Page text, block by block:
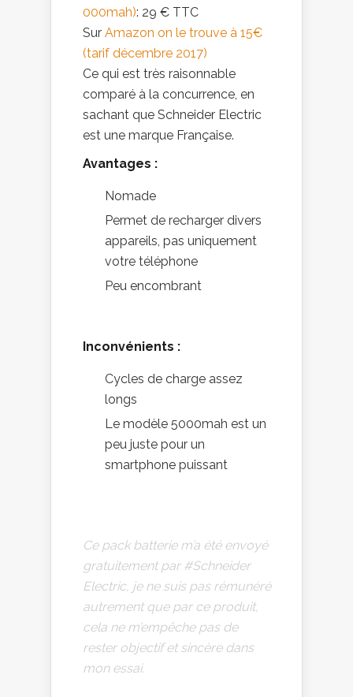
000mah): 29 € TTC
Sur Amazon on le trouve à 15€
(tarif décembre 2017)
Ce qui est très raisonnable
comparé à la concurrence, en
sachant que Schneider Electric
est une marque Française.
Avantages :
Nomade
Permet de recharger divers
appareils, pas uniquement
votre téléphone
Peu encombrant
Inconvénients :
Cycles de charge assez
longs
Le modèle 5000mah est un
peu juste pour un
smartphone puissant
Ce pack batterie m’a été envoyé
gratuitement par #Schneider
Electric, je ne suis pas rémunéré
autrement que par ce produit,
cela ne m’empêche pas de
rester objectif et sincère dans
mon essai.